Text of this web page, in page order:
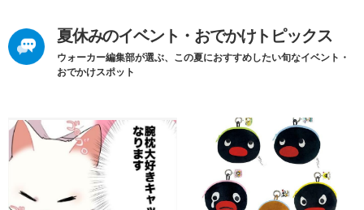
夏休みのイベント・おでかけトピックス
ウォーカー編集部が選ぶ、この夏におすすめしたい旬なイベント・
おでかけスポット